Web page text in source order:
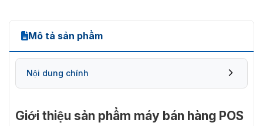
Mô tả sản phẩm
Nội dung chính
Giới thiệu sản phẩm máy bán hàng POS